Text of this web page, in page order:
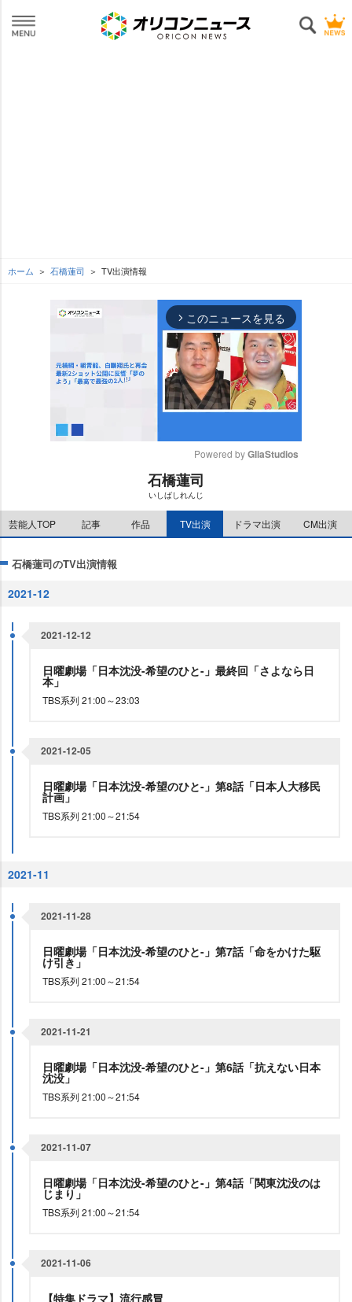
ホーム 石橋蓮司 TV出演情報
arrow_forward_ios このニュースを見る
e
Powered by GliaStudios
石橋蓮司
いしばしれんじ
芸能人TOP 記事 作品 TV出演 ドラマ出演 CM出演
石橋蓮司のTV出演情報
2021-12
2021-12-12
日曜劇場「日本沈没-希望のひと-」最終回「さよなら日
本」
TBS系列 21:00～23:03
2021-12-05
日曜劇場「日本沈没-希望のひと-」第8話「日本人大移民
計画」
TBS系列 21:00～21:54
2021-11
2021-11-28
日曜劇場「日本沈没-希望のひと-」第7話「命をかけた駆
け引き」
TBS系列 21:00～21:54
2021-11-21
日曜劇場「日本沈没-希望のひと-」第6話「抗えない日本
沈没」
TBS系列 21:00～21:54
2021-11-07
日曜劇場「日本沈没-希望のひと-」第4話「関東沈没のは
じまり」
TBS系列 21:00～21:54
2021-11-06
【特集ドラマ】流行感冒